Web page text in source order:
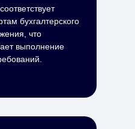
бухгалтерского
что
выполнение